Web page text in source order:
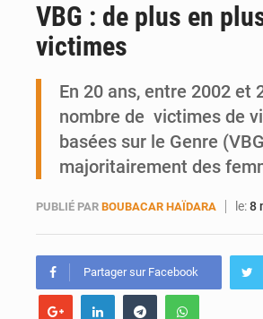
VBG : de plus en
victimes
En 20 ans, entre 2002 et
nombre de victimes de
basées sur le Genre
majoritairement des
PUBLIÉ PAR BOUBACAR HAÏDARA le:8
Partager sur Facebook